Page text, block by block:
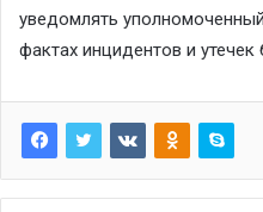
уведомлять
фактах инцидентов и утечек